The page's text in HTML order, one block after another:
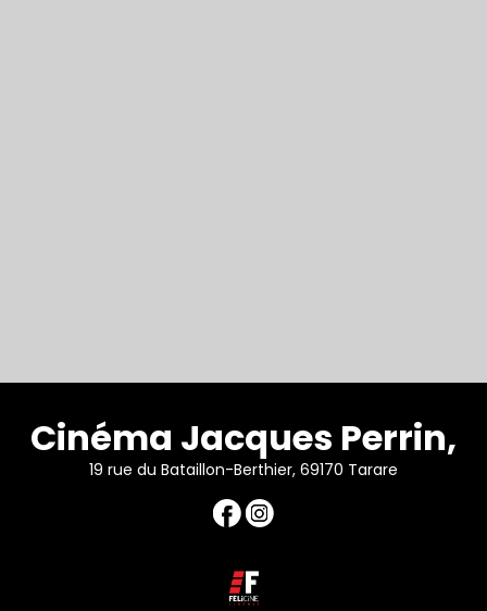
Cinéma Jacques Perrin,
19 rue du Bataillon-Berthier, 69170 Tarare